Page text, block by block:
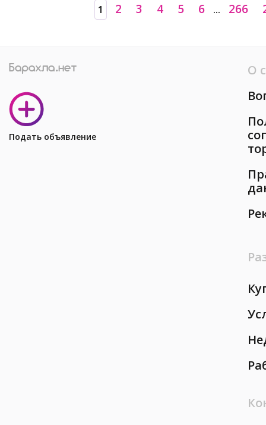
1 2 3 4 5 6 ... 266
Подать объявление
О